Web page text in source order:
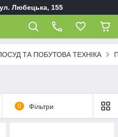
Любецька, 155
ТА ПОБУТОВА ТЕХНІКА
0 Фільтри